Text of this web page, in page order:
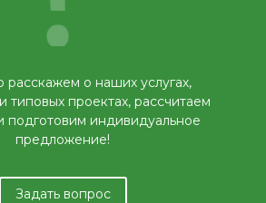
о наших услугах,
типовых проектах, рассчитаем
подготовим индивидуальное
предложение!
Задать вопрос